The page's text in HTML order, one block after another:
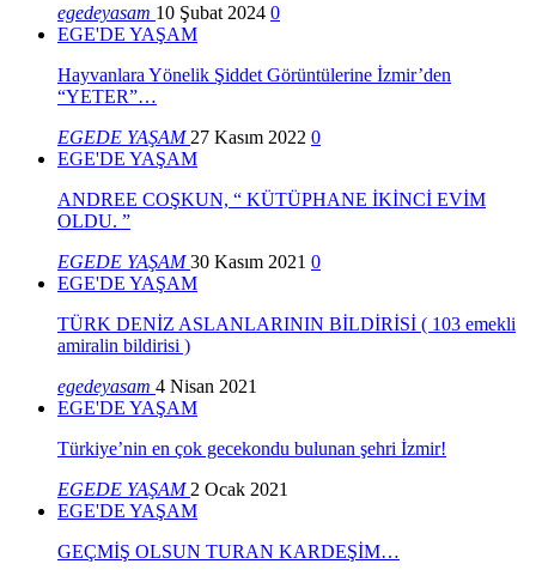
egedeyasam 10 Şubat 2024 0
EGE'DE YAŞAM
Hayvanlara Yönelik Şiddet Görüntülerine İzmir’den
“YETER”…
EGEDE YAŞAM 27 Kasım 2022 0
EGE'DE YAŞAM
ANDREE COŞKUN, “ KÜTÜPHANE İKİNCİ EVİM
OLDU. ”
EGEDE YAŞAM30 Kasım 2021 0
EGE'DE YAŞAM
TÜRK DENİZ ASLANLARININ BİLDİRİSİ ( 103 emekli
amiralin bildirisi )
egedeyasam 4 Nisan 2021
EGE'DE YAŞAM
Türkiye’nin en çok gecekondu bulunan şehri İzmir!
EGEDE YAŞAM 2 Ocak 2021
EGE'DE YAŞAM
GEÇMİŞ OLSUN TURAN KARDEŞİM…